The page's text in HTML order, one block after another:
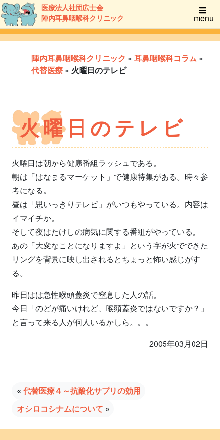
医療法人社団広士会
陣内耳鼻咽喉科クリニック
menu
陣内耳鼻咽喉科クリニック » 耳鼻咽喉科コラム »
代替医療 » 火曜日のテレビ
火曜日のテレビ
火曜日は朝から健康番組ラッシュである。
朝は「はなまるマーケット」で健康特集がある。時々参
考になる。
昼は「思いっきりテレビ」がいつもやっている。内容は
イマイチか。
そして夜はたけしの病気に関する番組がやっている。
あの「大変なことになりますよ」という字が火でできた
リングを背景に映し出されるとちょっと怖い感じがす
る。
昨日はは急性喉頭蓋炎で窒息した人の話。
今日「のどが痛いけれど、喉頭蓋炎ではないですか？」
と言って来る人が何人いるかしら。。。
2005年03月02日
« 代替医療４～抗酸化サプリの効用
オシロコシナムについて »